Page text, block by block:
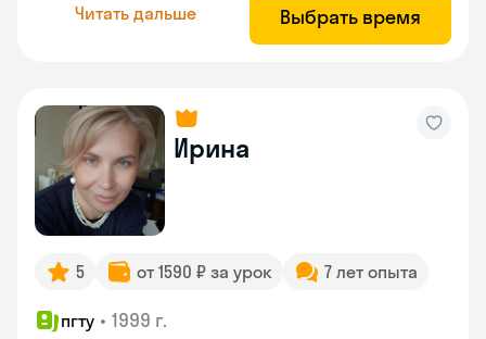
Читать дальше Выбрать время
Ирина
5 от 1590 ₽ за урок 7 лет опыта
пгту • 1999 г.